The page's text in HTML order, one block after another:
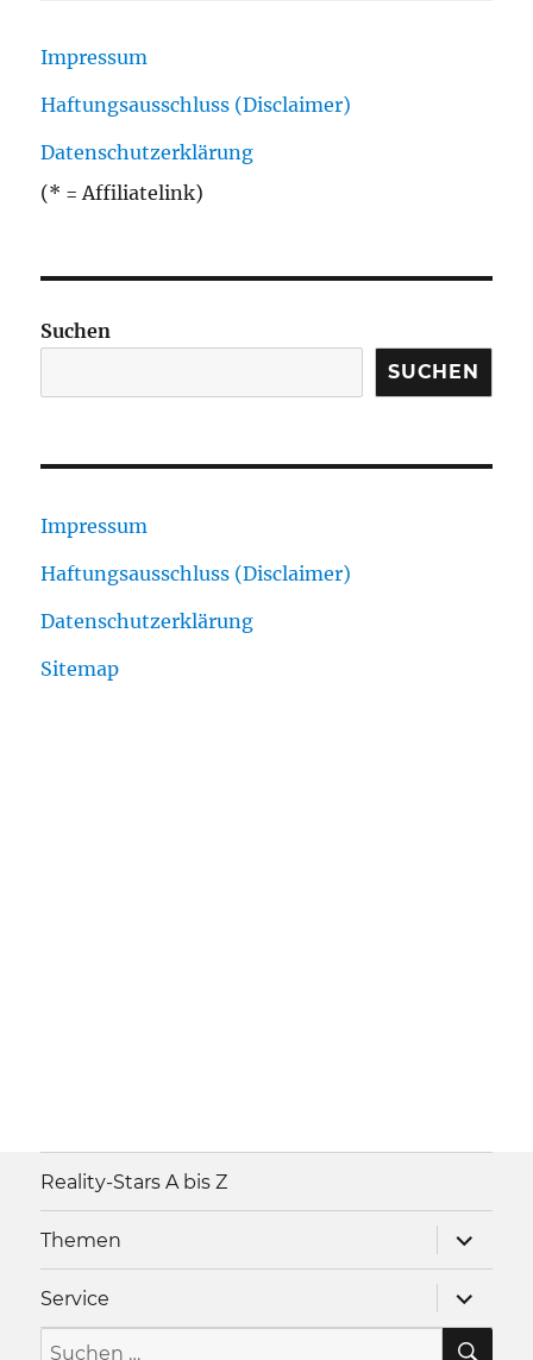
Impressum
Haftungsausschluss (Disclaimer)
Datenschutzerklärung
(* = Affiliatelink)
Suchen
SUCHEN
Impressum
Haftungsausschluss (Disclaimer)
Datenschutzerklärung
Sitemap
Reality-Stars A bis Z
Themen
anzeigen
Service
anzeigen
Suche